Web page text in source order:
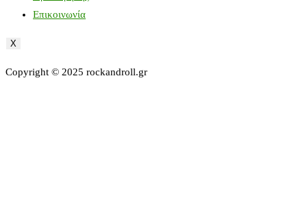
Επικοινωνία
X
Copyright © 2025 rockandroll.gr